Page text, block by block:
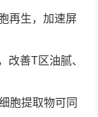
再生，加速屏
改善T区油腻、
胞提取物可同